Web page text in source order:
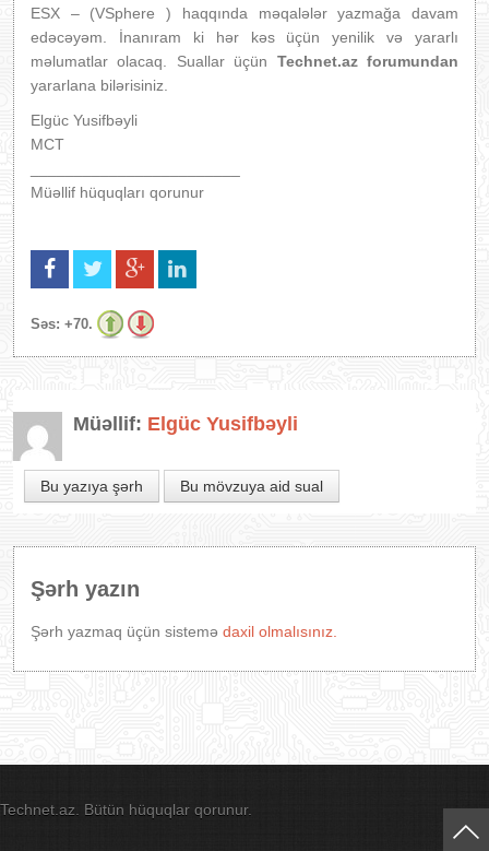
ESX – (VSphere ) haqqında məqalələr yazmağa davam
edəcəyəm. İnanıram ki hər kəs üçün yenilik və yararlı
məlumatlar olacaq. Suallar üçün Technet.az forumundan
yararlana bilərisiniz.
Elgüc Yusifbəyli
MCT
Müəllif hüquqları qorunur
Səs: +70.
Müəllif: Elgüc Yusifbəyli
Bu yazıya şərh Bu mövzuya aid sual
Şərh yazın
Şərh yazmaq üçün sistemə daxil olmalısınız.
Technet.az. Bütün hüquqlar qorunur.